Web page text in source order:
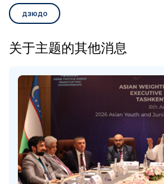
дзюдо
关于主题的其他消息